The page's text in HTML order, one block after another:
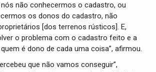
não conhecermos o cadastro, ou
os donos do cadastro, não
[dos terrenos rústicos]. E,
o problema com o cadastro feito e a
é dono de cada uma coisa”, afirmou.
que não vamos conseguir”,